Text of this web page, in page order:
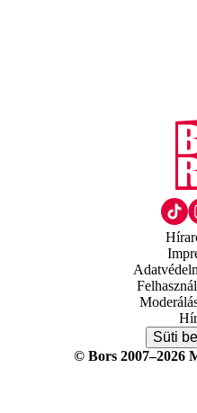
Süti
© Bors 2007–2026